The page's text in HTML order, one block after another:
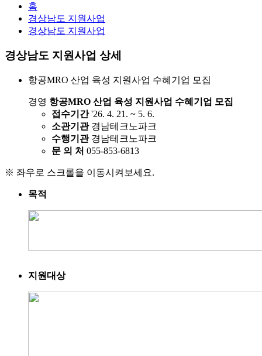
홈
경상남도 지원사업
경상남도 지원사업
경상남도 지원사업 상세
항공MRO 산업 육성 지원사업 수혜기업 모집
경영 항공MRO 산업 육성 지원사업 수혜기업 모집
접수기간 '26. 4. 21. ~ 5. 6.
소관기관경남테크노파크
수행기관경남테크노파크
문 의 처 055-853-6813
※ 좌우로 스크롤을 이동시켜보세요.
목적
지원대상